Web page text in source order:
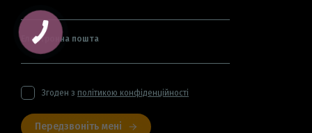
Електронна пошта
Згоден з політикою конфіденційності
Передзвоніть мені